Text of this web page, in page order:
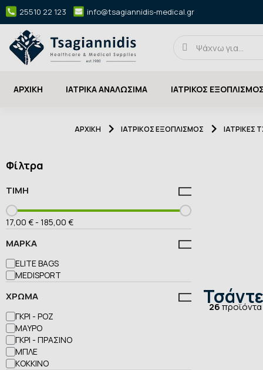
25510 22 123 info@tsagiannidis-medical.gr
ΑΡΧΙΚΉ ΙΑΤΡΙΚΑ ΑΝΑΛΩΣΙΜΑ ΙΑΤΡΙΚΟΣ
ΑΡΧΙΚΉ ΙΑΤΡΙΚΟΣ ΕΞΟΠΛΙΣΜΟΣ ΙΑΤΡΙΚΕΣ
Φίλτρα
ΤΙΜΉ
17,00 €- 185,00 €
ΜΆΡΚΑ
ELITE BAGS
MEDISPORT
ΧΡΏΜΑ
ΓΚΡΙ - ΡΟΖ
ΜΑΎΡΟ
ΓΚΡΙ - ΠΡΆΣΙΝΟ
ΜΠΛΕ
ΚΌΚΚΙΝΟ
26προϊόντα